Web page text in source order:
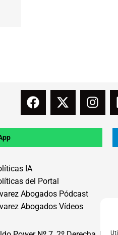
IA
del Portal
Abogados Pódcast
Abogados Vídeos